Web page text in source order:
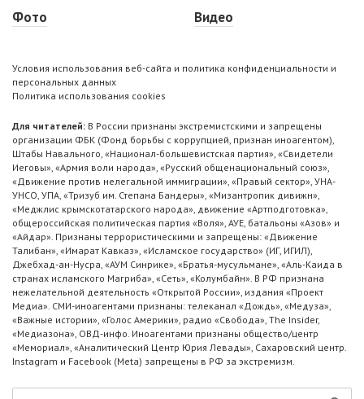
Фото
Видео
Условия использования веб-сайта и политика конфиденциальности и
персональных данных
Политика использования cookies
Для читателей: В России признаны экстремистскими и запрещены
организации ФБК (Фонд борьбы с коррупцией, признан иноагентом),
Штабы Навального, «Национал-большевистская партия», «Свидетели
Иеговы», «Армия воли народа», «Русский общенациональный союз»,
«Движение против нелегальной иммиграции», «Правый сектор», УНА-
УНСО, УПА, «Тризуб им. Степана Бандеры», «Мизантропик дивижн»,
«Меджлис крымскотатарского народа», движение «Артподготовка»,
общероссийская политическая партия «Воля», АУЕ, батальоны «Азов» и
«Айдар». Признаны террористическими и запрещены: «Движение
Талибан», «Имарат Кавказ», «Исламское государство» (ИГ, ИГИЛ),
Джебхад-ан-Нусра, «АУМ Синрике», «Братья-мусульмане», «Аль-Каида в
странах исламского Магриба», «Сеть», «Колумбайн». В РФ признана
нежелательной деятельность «Открытой России», издания «Проект
Медиа». СМИ-иноагентами признаны: телеканал «Дождь», «Медуза»,
«Важные истории», «Голос Америки», радио «Свобода», The Insider,
«Медиазона», ОВД-инфо. Иноагентами признаны общество/центр
«Мемориал», «Аналитический Центр Юрия Левады», Сахаровский центр.
Instagram и Facebook (Metа) запрещены в РФ за экстремизм.